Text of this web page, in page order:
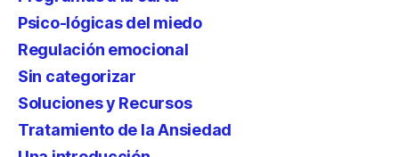
Psico-lógicas del miedo
Regulación emocional
Sin categorizar
Soluciones y Recursos
Tratamiento de la Ansiedad